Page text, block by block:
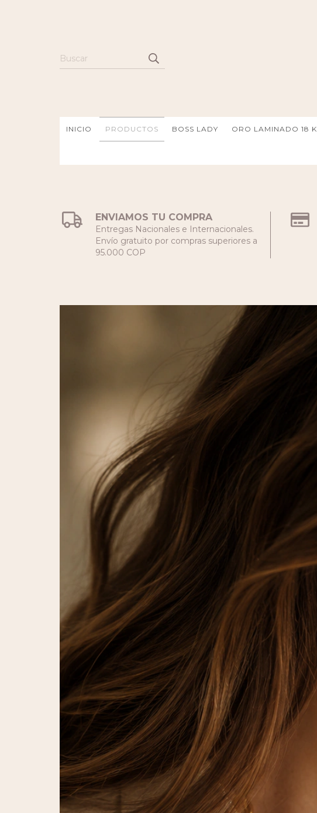
INICIO PRODUCTOS BOSS LADY ORO LAMINADO 18 K
ENVIAMOS TU COMPRA
Entregas Nacionales e Internacionales.
Envío gratuito por compras superiores a
95.000 COP